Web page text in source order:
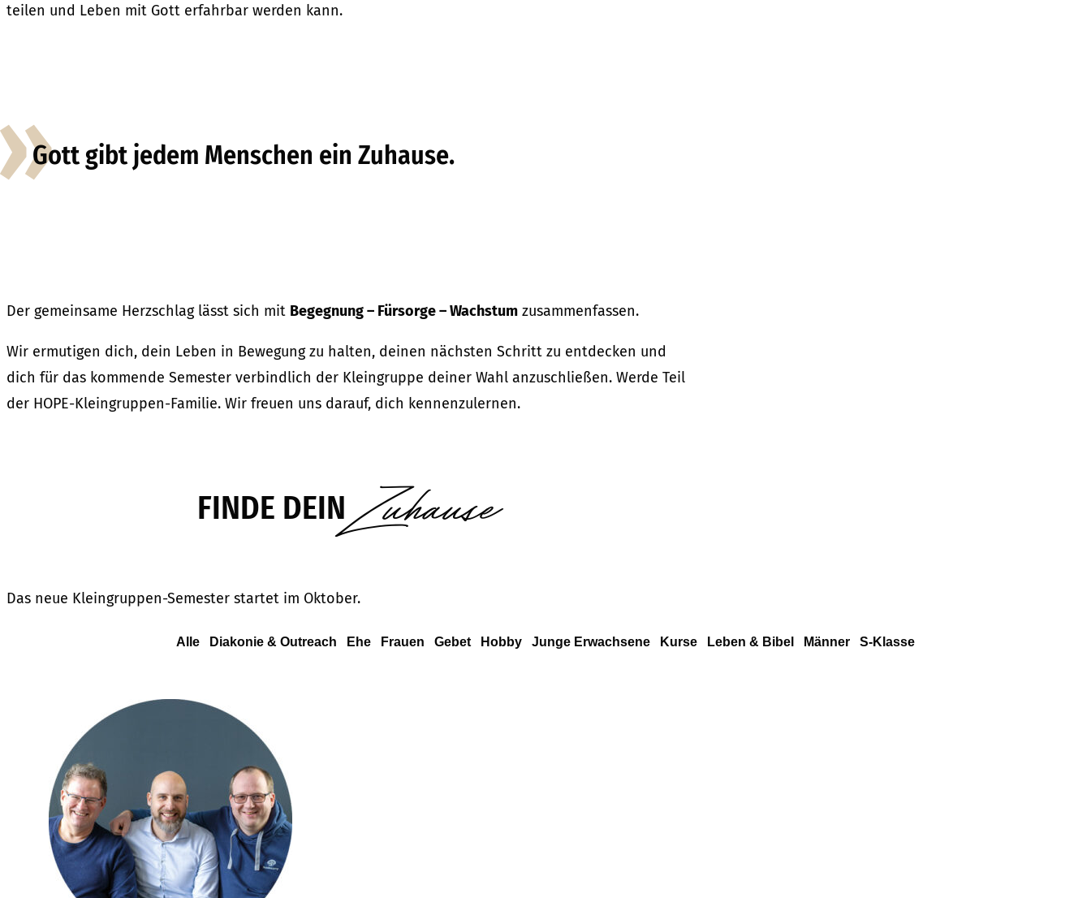
teilen und Leben mit Gott erfahrbar werden kann.
Gott gibt jedem Menschen ein Zuhause.
Der gemeinsame Herzschlag lässt sich mit Begegnung – Fürsorge – Wachstum zusammenfassen.
Wir ermutigen dich, dein Leben in Bewegung zu halten, deinen nächsten Schritt zu entdecken und
dich für das kommende Semester verbindlich der Kleingruppe deiner Wahl anzuschließen. Werde Teil
der HOPE-Kleingruppen-Familie. Wir freuen uns darauf, dich kennenzulernen.
FINDE DEIN Zuhause
Das neue Kleingruppen-Semester startet im Oktober.
Alle Diakonie & Outreach Ehe Frauen Gebet Hobby Junge Erwachsene Kurse Leben & Bibel Männer S-Klasse